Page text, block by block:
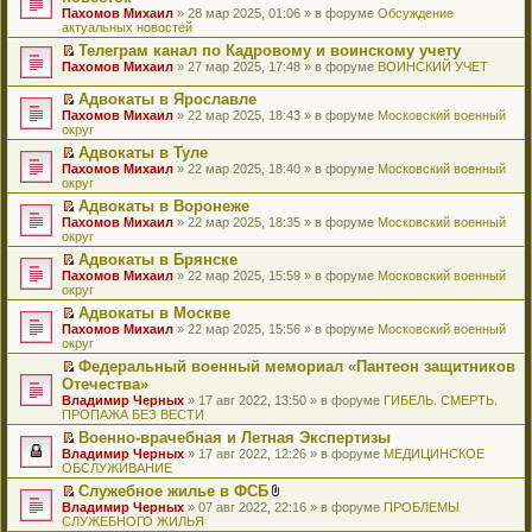
ю
щ
е
н
и
ю
о
о
б
щ
е
н
и
ю
о
м
у
с
о
б
щ
е
н
и
ю
а
н
н
м
у
с
о
о
б
щ
е
н
и
ю
о
ч
и
а
н
н
о
м
у
с
о
о
б
щ
е
н
и
ю
н
е
п
о
и
т
а
н
н
о
м
у
с
о
о
б
щ
е
н
и
ю
в
о
м
у
н
п
р
о
ч
и
т
а
н
н
о
м
у
с
о
о
б
щ
е
н
и
ю
п
е
р
о
м
у
н
е
п
р
о
ч
и
т
а
н
н
о
м
у
с
о
о
б
щ
е
н
и
ю
е
р
е
й
т
к
п
е
р
в
о
м
у
н
е
п
р
о
ч
и
т
а
н
н
о
м
у
с
о
о
б
щ
е
н
и
ю
Пахомов Михаил » 28 мар 2025, 01:06 » в форуме Обсуждение
актуальных новостей
П
р
е
й
т
и
к
п
е
р
в
о
м
у
н
е
п
р
о
ч
и
а
н
н
о
м
у
с
о
о
б
Телеграм канал по Кадровому и воинскому учету
Пахомов Михаил » 27 мар 2025, 17:48 » в форуме ВОИНСКИЙ УЧЕТ
П
е
р
е
й
т
и
к
п
е
р
в
о
м
у
н
е
п
р
о
ч
и
т
а
н
н
о
м
у
с
Адвокаты в Ярославле
Пахомов Михаил » 22 мар 2025, 18:43 » в форуме Московский военный
округ
П
е
р
е
й
т
и
к
п
е
р
в
о
м
у
н
е
п
р
о
ч
и
т
а
н
н
Адвокаты в Туле
Пахомов Михаил » 22 мар 2025, 18:40 » в форуме Московский военный
округ
П
е
р
е
й
т
и
к
п
е
р
в
о
м
у
н
е
п
р
о
ч
и
Адвокаты в Воронеже
Пахомов Михаил » 22 мар 2025, 18:35 » в форуме Московский военный
округ
П
е
р
е
й
т
и
к
п
е
р
в
о
м
у
н
е
п
р
Адвокаты в Брянске
Пахомов Михаил » 22 мар 2025, 15:59 » в форуме Московский военный
округ
П
е
р
е
й
т
и
к
п
е
р
в
о
м
у
Адвокаты в Москве
Пахомов Михаил » 22 мар 2025, 15:56 » в форуме Московский военный
округ
П
е
р
е
й
т
и
к
п
е
р
Федеральный военный мемориал «Пантеон защитников
Отечества»
Владимир Черных » 17 авг 2022, 13:50 » в форуме ГИБЕЛЬ. СМЕРТЬ.
ПРОПАЖА БЕЗ ВЕСТИ
П
е
р
е
й
т
Военно-врачебная и Летная Экспертизы
Владимир Черных » 17 авг 2022, 12:26 » в форуме МЕДИЦИНСКОЕ
ОБСЛУЖИВАНИЕ
П
е
Служебное жилье в ФСБ
В
Владимир Черных » 07 авг 2022, 22:16 » в форуме ПРОБЛЕМЫ
СЛУЖЕБНОГО ЖИЛЬЯ